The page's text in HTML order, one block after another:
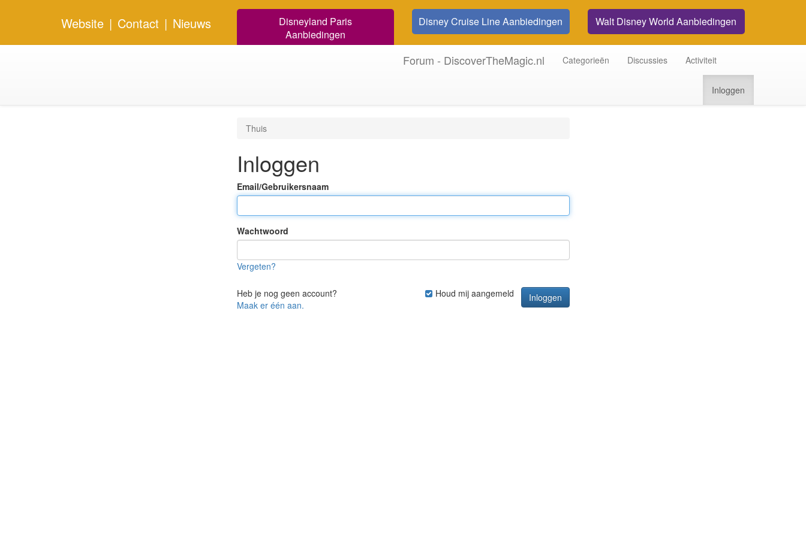
Website | Contact | Nieuws
Disneyland Paris
Aanbiedingen
Disney Cruise Line Aanbiedingen Walt Disney World Aanbiedingen
Forum - DiscoverTheMagic.nl Categorieën Discussies Activiteit
Inloggen
Thuis
Inloggen
Email/Gebruikersnaam
Wachtwoord
Vergeten?
Houd mij aangemeld
Heb je nog geen account?
Maak er één aan.